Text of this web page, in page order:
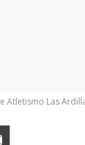
Atletismo Las